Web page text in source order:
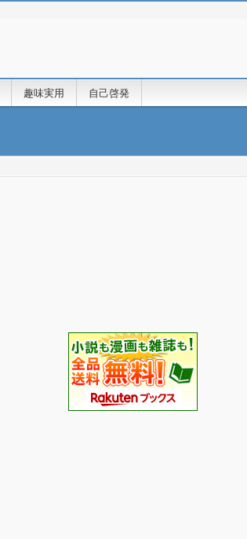
趣味実用 自己啓発